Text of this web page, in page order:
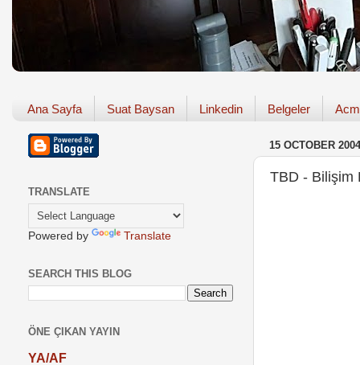
Ana Sayfa Suat Baysan Linkedin Belgeler
15 OCTOBER 2004
TBD - Bilişim
TRANSLATE
Powered by Translate
SEARCH THIS BLOG
ÖNE ÇIKAN YAYIN
YA/AF